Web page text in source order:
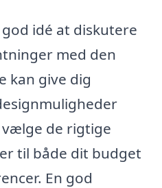
idé at diskutere
med den
kan give dig
de rigtige
til både dit budget
En god